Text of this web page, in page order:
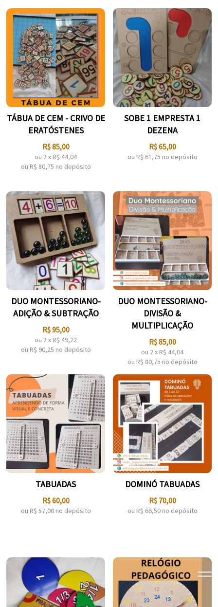
TÁBUA DE CEM - CRIVO DE
ERATÓSTENES
R$85,00
ou 2x R$ 44,04
ou R$ 80,75 no depósito
SOBE 1 EMPRESTA 1
DEZENA
R$65,00
ou R$ 61,75 no depósito
DUO MONTESSORIANO-
ADIÇÃO & SUBTRAÇÃO
R$95,00
ou 2x R$ 49,22
ou R$ 90,25 no depósito
DUO MONTESSORIANO-
DIVISÃO &
MULTIPLICAÇÃO
R$85,00
ou 2x R$ 44,04
ou R$ 80,75 no depósito
TABUADAS
R$60,00
ou R$ 57,00 no depósito
DOMINÓ TABUADAS
R$ 70,00
ou R$ 66,50 no depósito